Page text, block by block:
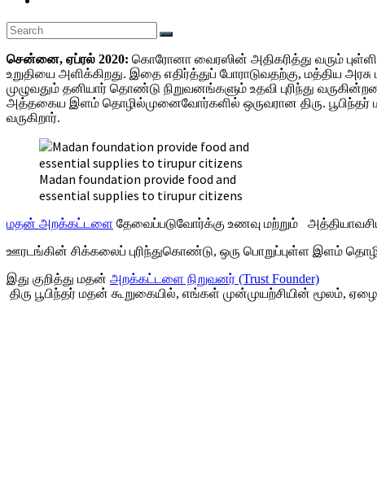
சென்னை, ஏப்ரல் 2020: கொரோனா வைரஸின் அதிகரித்து வரும்
உறுதியை அளிக்கிறது. இதை எதிர்த்துப் போராடுவதற்கு, மத்திய
முழுவதும் தனியார் தொண்டு நிறுவனங்களும் உதவி புரிந்து
அத்தகைய இளம் தொழில்முனைவோர்களில் ஒருவரான திரு.
வருகிறார்.
Madan foundation provide food and
essential supplies to tirupur citizens
மதன் அறக்கட்டளை தேவைப்படுவோர்க்கு உணவு மற்றும்
ஊரடங்கின் சிக்கலைப் புரிந்துகொண்டு, ஒரு பொறுப்புள்ள இளம்
இது குறித்து மதன் அறக்கட்டளை நிறுவனர் (Trust Founder)
திரு பூபிந்தர் மதன் கூறுகையில், எங்கள் முன்முயற்சியின்